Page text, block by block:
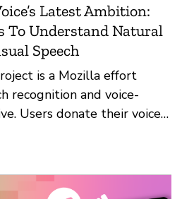
Latest Ambition:
To Understand Natural
Speech
is a Mozilla effort
recognition and voice-
Users donate their voice
in turn, helps voice-based
array of user voices. The
things to the next level
Learn more about it